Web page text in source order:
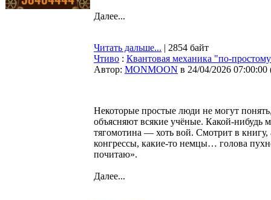
Далее...
Читать дальше... | 2854 байт
Чтиво : Квантовая механика "по-
Автор: MONMOON в 24/04/2026 07:00:00
Некоторые простые люди не могут
объясняют всякие учёные. Какой-нибудь
тягомотина — хоть вой. Смотрит в книгу,
конгрессы, какие-то немцы… голова
почитаю».
Далее...